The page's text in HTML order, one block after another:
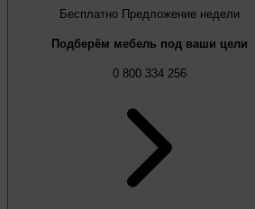
Бесплатно Предложение недели
Подберём мебель под ваши цели
0 800 334 256